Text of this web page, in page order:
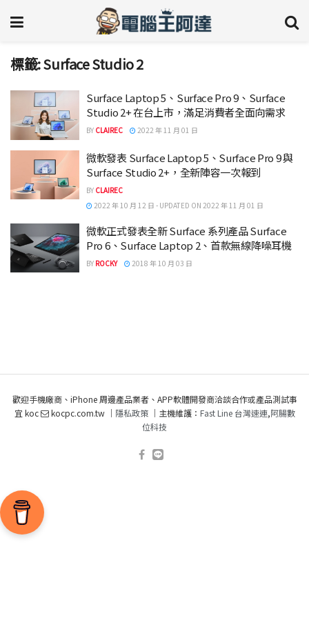
標籤:Surface Studio 2
Surface Laptop 5、Surface Pro 9、Surface
Studio 2+ 在台上市，滿足消費者全面向需求
BY CLAIREC 2022 年 11 月 01 日
微軟發表 Surface Laptop 5、Surface Pro 9 與
Surface Studio 2+，全新陣容一次報到
BY CLAIREC
2022 年 10 月 12 日 - UPDATED ON 2022 年 11 月 01 日
微軟正式發表全新 Surface 系列產品 Surface
Pro 6、Surface Laptop 2、首款無線降噪耳機
BY ROCKY 2018 年 10 月 03 日
歡迎手機廠商、iPhone 周邊產品業者、APP軟體開發商洽談合作或產品測試事
宜 koc
kocpc.com.tw ｜ 隱私政策｜主機維護： Fast Line 台灣速連,阿腸數
位科技